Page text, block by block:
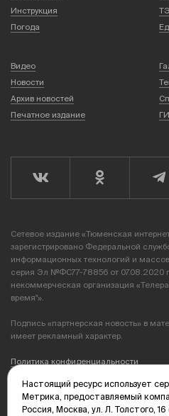
Инструкция
Погода
Видео
Новости
Архив новостей
Печатное издание
Сетевое издание «Тюменская
зарегистрировано Федеральной
информационных технологий и
серия Эл №ФС77-78856 от 07.08.2020
некоммерческая организация
время"».
Подпись «партнерская новость» в
имеет рекламный характер.
Политика конфиденциальности
Редакция: 625035, Тюмень, пр.
(3452) 68-89-05
edit@vsluh.ru
Настоящий ресурс использует
Метрика, предоставляемый
Россия, Москва, ул. Л. Толстого,